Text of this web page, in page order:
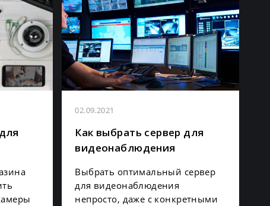
02.09.2021
Как выбрать сервер для
видеонаблюдения
Выбрать оптимальный сервер
для видеонаблюдения
непросто, даже с конкретными